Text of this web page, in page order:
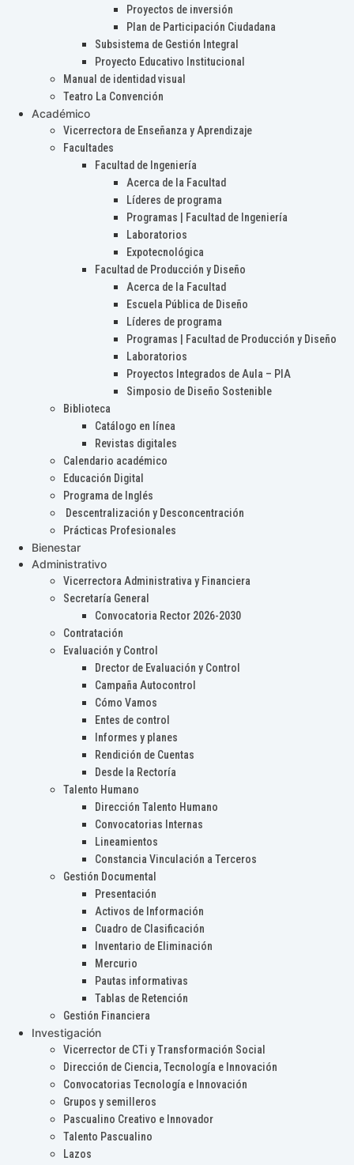
Proyectos de inversión
Plan de Participación Ciudadana
Subsistema de Gestión Integral
Proyecto Educativo Institucional
Manual de identidad visual
Teatro La Convención
Académico
Vicerrectora de Enseñanza y Aprendizaje
Facultades
Facultad de Ingeniería
Acerca de la Facultad
Líderes de programa
Programas | Facultad de Ingeniería
Laboratorios
Expotecnológica
Facultad de Producción y Diseño
Acerca de la Facultad
Escuela Pública de Diseño
Líderes de programa
Programas | Facultad de Producción y Diseño
Laboratorios
Proyectos Integrados de Aula – PIA
Simposio de Diseño Sostenible
Biblioteca
Catálogo en línea
Revistas digitales
Calendario académico
Educación Digital
Programa de Inglés
Descentralización y Desconcentración
Prácticas Profesionales
Bienestar
Administrativo
Vicerrectora Administrativa y Financiera
Secretaría General
Convocatoria Rector 2026-2030
Contratación
Evaluación y Control
Drector de Evaluación y Control
Campaña Autocontrol
Cómo Vamos
Entes de control
Informes y planes
Rendición de Cuentas
Desde la Rectoría
Talento Humano
Dirección Talento Humano
Convocatorias Internas
Lineamientos
Constancia Vinculación a Terceros
Gestión Documental
Presentación
Activos de Información
Cuadro de Clasificación
Inventario de Eliminación
Mercurio
Pautas informativas
Tablas de Retención
Gestión Financiera
Investigación
Vicerrector de CTi y Transformación Social
Dirección de Ciencia, Tecnología e Innovación
Convocatorias Tecnología e Innovación
Grupos y semilleros
Pascualino Creativo e Innovador
Talento Pascualino
Lazos